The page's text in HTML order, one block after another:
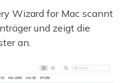
Wizard for Mac scannt
und zeigt die
an.